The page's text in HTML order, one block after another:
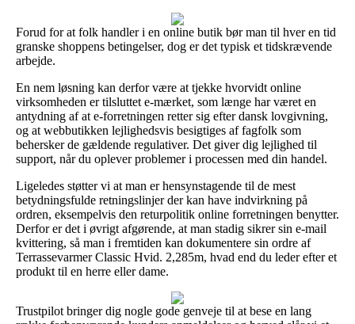
Forud for at folk handler i en online butik bør man til hver en tid
granske shoppens betingelser, dog er det typisk et tidskrævende
arbejde.
En nem løsning kan derfor være at tjekke hvorvidt online
virksomheden er tilsluttet e-mærket, som længe har været en
antydning af at e-forretningen retter sig efter dansk lovgivning,
og at webbutikken lejlighedsvis besigtiges af fagfolk som
behersker de gældende regulativer. Det giver dig lejlighed til
support, når du oplever problemer i processen med din handel.
Ligeledes støtter vi at man er hensynstagende til de mest
betydningsfulde retningslinjer der kan have indvirkning på
ordren, eksempelvis den returpolitik online forretningen benytter.
Derfor er det i øvrigt afgørende, at man stadig sikrer sin e-mail
kvittering, så man i fremtiden kan dokumentere sin ordre af
Terrassevarmer Classic Hvid. 2,285m, hvad end du leder efter et
produkt til en herre eller dame.
Trustpilot bringer dig nogle gode genveje til at bese en lang